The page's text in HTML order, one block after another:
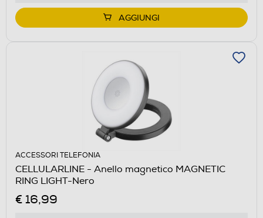
AGGIUNGI
ACCESSORI TELEFONIA
CELLULARLINE - Anello magnetico MAGNETIC
RING LIGHT-Nero
€ 16,99